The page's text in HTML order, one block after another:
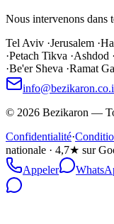
Nous intervenons dans
Tel Aviv ·Jerusalem ·
·Petach Tikva ·Ashdod ·
·Be'er Sheva ·Ramat
© 2026 Bezikaron —
Confidentialité·
nationale · 4,7★ sur
Appeler